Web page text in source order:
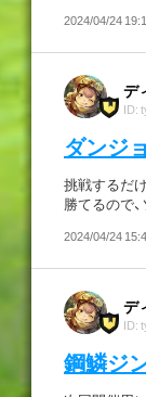
2024/04/24
デ
ID:
ダンジ
挑戦するだ
勝てるので
2024/04/24
デ
ID:
鋼鱗ジ